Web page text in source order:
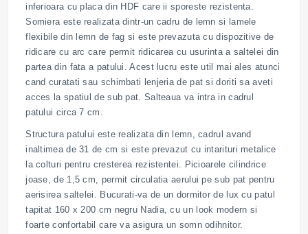
inferioara cu placa din HDF care ii sporeste rezistenta.
Somiera este realizata dintr-un cadru de lemn si lamele
flexibile din lemn de fag si este prevazuta cu dispozitive de
ridicare cu arc care permit ridicarea cu usurinta a saltelei din
partea din fata a patului. Acest lucru este util mai ales atunci
cand curatati sau schimbati lenjeria de pat si doriti sa aveti
acces la spatiul de sub pat. Salteaua va intra in cadrul
patului circa 7 cm.
Structura patului este realizata din lemn, cadrul avand
inaltimea de 31 de cm si este prevazut cu intarituri metalice
la colturi pentru cresterea rezistentei. Picioarele cilindrice
joase, de 1,5 cm, permit circulatia aerului pe sub pat pentru
aerisirea saltelei. Bucurati-va de un dormitor de lux cu patul
tapitat 160 x 200 cm negru Nadia, cu un look modern si
foarte confortabil care va asigura un somn odihnitor.